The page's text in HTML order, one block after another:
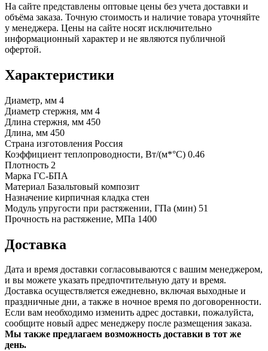
На сайте представлены оптовые цены без учета доставки и
объёма заказа. Точную стоимость и наличие товара уточняйте
у менеджера. Цены на сайте носят исключительно
информационный характер и не являются публичной
офертой.
Характеристики
Диаметр, мм 4
Диаметр стержня, мм 4
Длина стержня, мм 450
Длина, мм 450
Страна изготовления Россия
Коэффициент теплопроводности, Вт/(м*°С) 0.46
Плотность 2
Марка ГС-БПА
Материал Базальтовый композит
Назначение кирпичная кладка стен
Модуль упругости при растяжении, ГПа (мин) 51
Прочность на растяжение, МПа 1400
Доставка
Дата и время доставки согласовываются с вашим менеджером,
и вы можете указать предпочтительную дату и время.
Доставка осуществляется ежедневно, включая выходные и
праздничные дни, а также в ночное время по договоренности.
Если вам необходимо изменить адрес доставки, пожалуйста,
сообщите новый адрес менеджеру после размещения заказа.
Мы также предлагаем возможность доставки в тот же
день.